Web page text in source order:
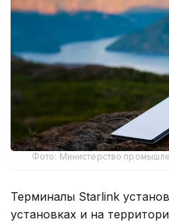
Фото: Министерство
Терминалы Starlink
установках и на